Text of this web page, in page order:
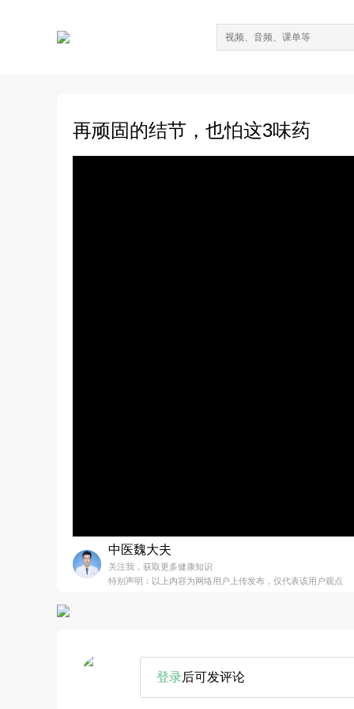
再顽固的结节，也怕这3味药
中医魏大夫
关注我，获取更多健康知识
特别声明：以上内容为网络用户上传发布，仅代表该用户观点
登录后可发评论